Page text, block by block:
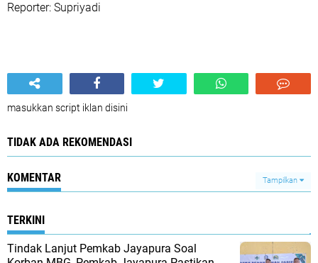
Reporter: Supriyadi
masukkan script iklan disini
TIDAK ADA REKOMENDASI
KOMENTAR Tampilkan
TERKINI
Tindak Lanjut Pemkab Jayapura Soal